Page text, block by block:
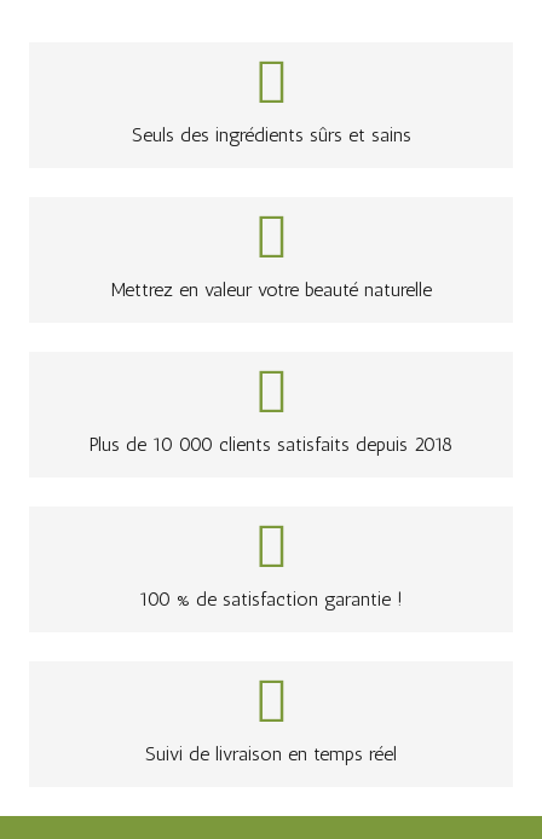
Seuls des ingrédients sûrs et sains
Mettrez en valeur votre beauté naturelle
Plus de 10 000 clients satisfaits depuis 2018
100 % de satisfaction garantie !
Suivi de livraison en temps réel